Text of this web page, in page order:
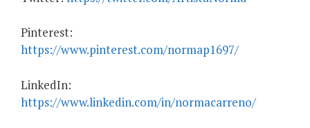
Pinterest:
https://www.pinterest.com/normap1697/
LinkedIn:
https://www.linkedin.com/in/normacarreno/